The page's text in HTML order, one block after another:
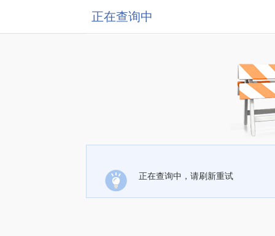
正在查询中
正在查询中，请刷新重试